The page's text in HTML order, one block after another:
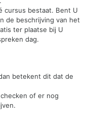
cursus bestaat. Bent U
de beschrijving van het
ter plaatse bij U
dag.
betekent dit dat de
of er nog